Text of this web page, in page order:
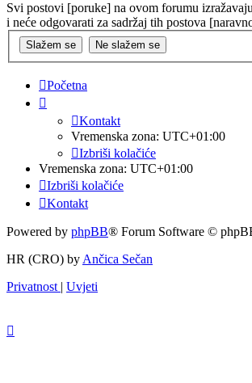
Svi postovi [poruke] na ovom forumu
i neće odgovarati za sadržaj tih postova
Početna
Kontakt
Vremenska zona: UTC+01:00
Izbriši kolačiće
Vremenska zona: UTC+01:00
Izbriši kolačiće
Kontakt
Powered by phpBB® Forum Software ©
HR (CRO) by Ančica Sečan
Privatnost | Uvjeti